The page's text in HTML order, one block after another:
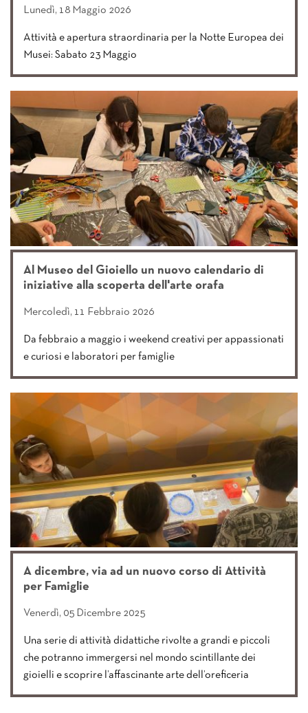
Lunedì, 18 Maggio 2026
Attività e apertura straordinaria per la Notte Europea dei
Musei: Sabato 23 Maggio
Al Museo del Gioiello un nuovo calendario di
iniziative alla scoperta dell'arte orafa
Mercoledì, 11 Febbraio 2026
Da febbraio a maggio i weekend creativi per appassionati
e curiosi e laboratori per famiglie
A dicembre, via ad un nuovo corso di Attività
per Famiglie
Venerdì, 05 Dicembre 2025
Una serie di attività didattiche rivolte a grandi e piccoli
che potranno immergersi nel mondo scintillante dei
gioielli e scoprire l’affascinante arte dell’oreficeria